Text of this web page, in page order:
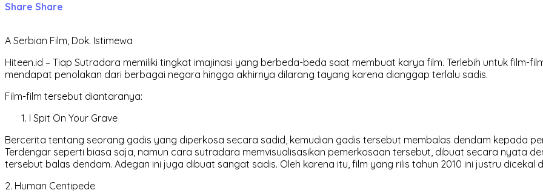
Share Share
A Serbian Film, Dok. Istimewa
Hiteen.id – Tiap Sutradara memiliki tingkat imajinasi yang berbeda-beda saat membuat karya film. Terlebih untuk film-
mendapat penolakan dari berbagai negara hingga akhirnya dilarang tayang karena dianggap terlalu sadis.
Film-film tersebut diantaranya:
I Spit On Your Grave
Bercerita tentang seorang gadis yang diperkosa secara sadid, kemudian gadis tersebut membalas dendam kepada
Terdengar seperti biasa saja, namun cara sutradara memvisualisasikan pemerkosaan tersebut, dibuat secara nyata
tersebut balas dendam. Adegan ini juga dibuat sangat sadis. Oleh karena itu, film yang rilis tahun 2010 ini justru dicekal
2. Human Centipede